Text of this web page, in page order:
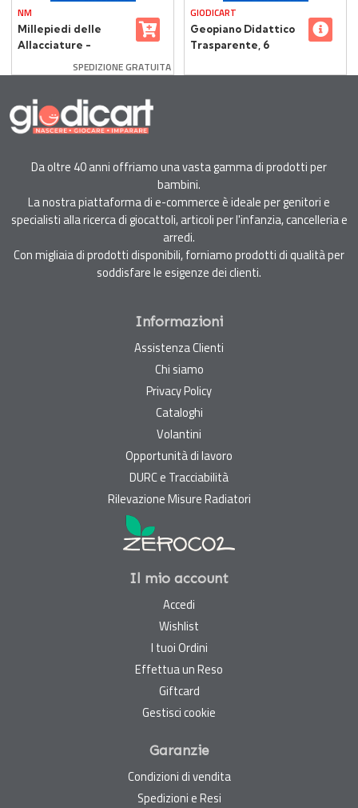
NM
Millepiedi delle
Allacciature -
SPEDIZIONE GRATUITA
GIODICART
Geopiano Didattico
Trasparente, 6
Elastici per Attività
Da oltre 40 anni offriamo una vasta gamma di prodotti per
bambini.
La nostra piattaforma di e-commerce è ideale per genitori e
specialisti alla ricerca di giocattoli, articoli per l'infanzia, cancelleria e
arredi.
Con migliaia di prodotti disponibili, forniamo prodotti di qualità per
soddisfare le esigenze dei clienti.
Informazioni
Assistenza Clienti
Chi siamo
Privacy Policy
Cataloghi
Volantini
Opportunità di lavoro
DURC e Tracciabilità
Rilevazione Misure Radiatori
Il mio account
Accedi
Wishlist
I tuoi Ordini
Effettua un Reso
Giftcard
Gestisci cookie
Garanzie
Condizioni di vendita
Spedizioni e Resi